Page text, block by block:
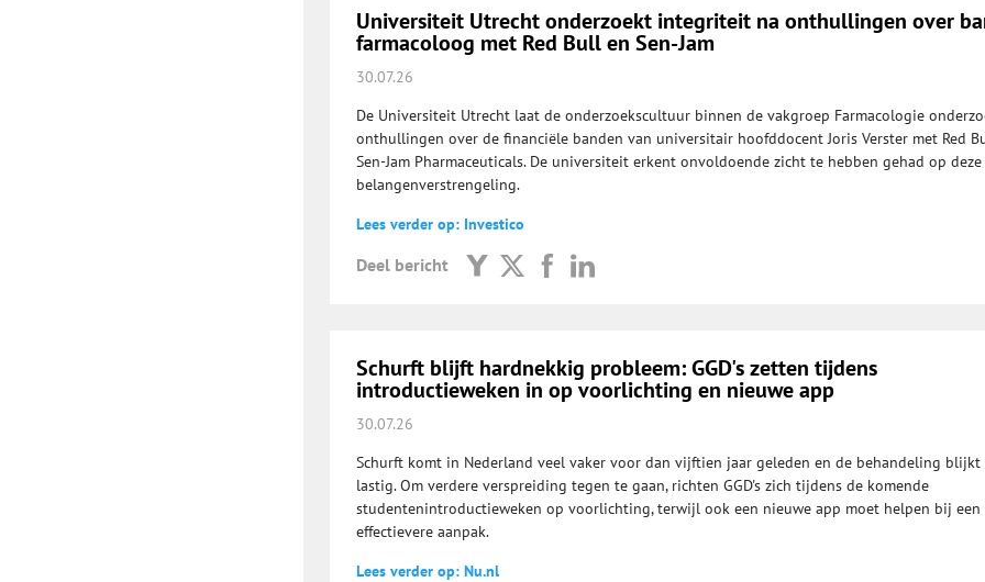
Universiteit Utrecht onderzoekt integriteit na onthullingen over
farmacoloog met Red Bull en Sen-Jam
30.07.26
De Universiteit Utrecht laat de onderzoekscultuur binnen de vakgroep Farmacologie
onthullingen over de financiële banden van universitair hoofddocent Joris Verster met Red
Sen-Jam Pharmaceuticals. De universiteit erkent onvoldoende zicht te hebben gehad op deze
belangenverstrengeling.
Lees verder op: Investico
Deel bericht
Schurft blijft hardnekkig probleem: GGD's zetten tijdens
introductieweken in op voorlichting en nieuwe app
30.07.26
Schurft komt in Nederland veel vaker voor dan vijftien jaar geleden en de behandeling blijkt
lastig. Om verdere verspreiding tegen te gaan, richten GGD's zich tijdens de komende
studentenintroductieweken op voorlichting, terwijl ook een nieuwe app moet helpen bij een
effectievere aanpak.
Lees verder op: Nu.nl